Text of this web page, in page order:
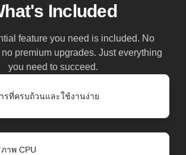
Included
feature you need is included. No
premium upgrades. Just everything
you need to succeed.
รที่ครบถ้วนและใช้งานง่าย
าพ CPU